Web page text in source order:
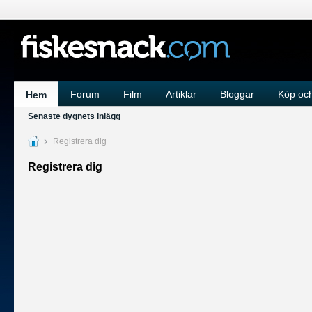
Hem Forum Film Artiklar Bloggar Köp
Senaste dygnets inlägg
Registrera dig
Registrera dig